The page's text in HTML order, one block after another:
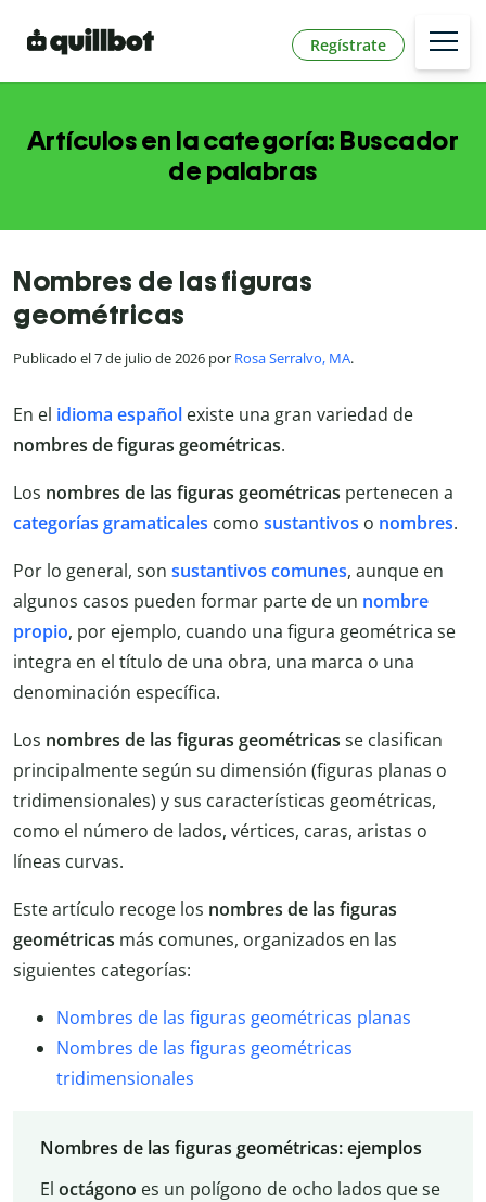
Regístrate
Artículos en la categoría: Buscador
de palabras
Nombres de las figuras
geométricas
Publicado el 7 de julio de 2026 por Rosa Serralvo, MA.
En el idioma español existe una gran variedad de
nombres de figuras geométricas.
Los nombres de las figuras geométricas pertenecen a
categorías gramaticales como sustantivos o nombres.
Por lo general, son sustantivos comunes, aunque en
algunos casos pueden formar parte de un nombre
propio, por ejemplo, cuando una figura geométrica se
integra en el título de una obra, una marca o una
denominación específica.
Los nombres de las figuras geométricas se clasifican
principalmente según su dimensión (figuras planas o
tridimensionales) y sus características geométricas,
como el número de lados, vértices, caras, aristas o
líneas curvas.
Este artículo recoge los nombres de las figuras
geométricas más comunes, organizados en las
siguientes categorías:
Nombres de las figuras geométricas planas
Nombres de las figuras geométricas
tridimensionales
Nombres de las figuras geométricas: ejemplos
El octágono es un polígono de ocho lados que se